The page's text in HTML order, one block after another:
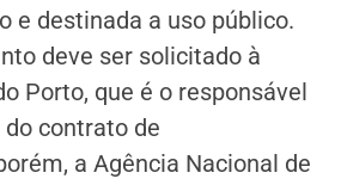
e destinada a uso público.
deve ser solicitado à
Porto, que é o responsável
contrato de
a Agência Nacional de